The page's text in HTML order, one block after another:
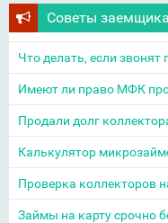
Советы
Что делать, если звонят
Имеют ли право МФК
Продали долг
Калькулятор
Проверка коллекторов
Займы на карту срочно